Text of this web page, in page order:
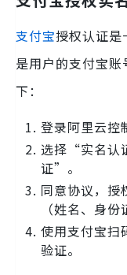
支付宝授权认证是
是用户的支付宝
下：
登录阿里云控
选择“实名认
证”。
同意协议，授
（姓名、身份
使用支付宝扫
验证。